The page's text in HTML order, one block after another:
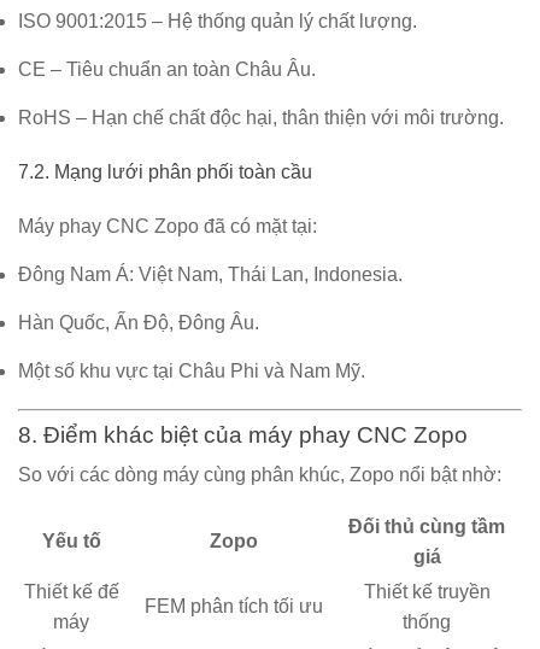
ISO 9001:2015 – Hệ thống quản lý chất lượng.
CE – Tiêu chuẩn an toàn Châu Âu.
RoHS – Hạn chế chất độc hại, thân thiện với môi trường.
7.2. Mạng lưới phân phối toàn cầu
Máy phay CNC Zopo đã có mặt tại:
Đông Nam Á: Việt Nam, Thái Lan, Indonesia.
Hàn Quốc, Ấn Độ, Đông Âu.
Một số khu vực tại Châu Phi và Nam Mỹ.
8. Điểm khác biệt của máy phay CNC Zopo
So với các dòng máy cùng phân khúc, Zopo nổi bật nhờ:
Yếu tố Zopo
Đối thủ cùng tầm
giá
Thiết kế đế
máy
FEM phân tích tối ưu
Thiết kế truyền
thống